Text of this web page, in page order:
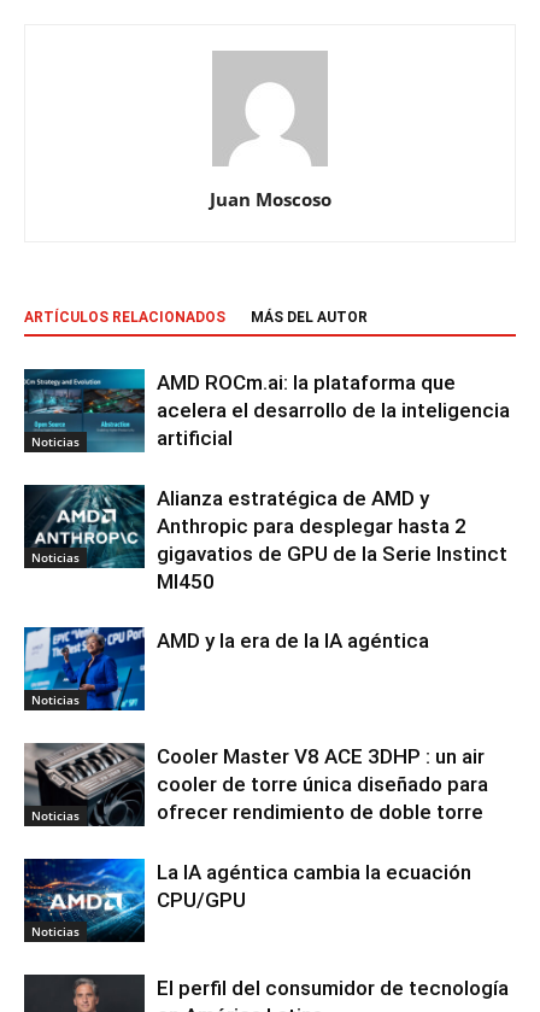
Juan Moscoso
ARTÍCULOS RELACIONADOS MÁS DEL AUTOR
Noticias
AMD ROCm.ai: la plataforma que
acelera el desarrollo de la inteligencia
artificial
Noticias
Alianza estratégica de AMD y
Anthropic para desplegar hasta 2
gigavatios de GPU de la Serie Instinct
MI450
Noticias
AMD y la era de la IA agéntica
Noticias
Cooler Master V8 ACE 3DHP : un air
cooler de torre única diseñado para
ofrecer rendimiento de doble torre
Noticias
La IA agéntica cambia la ecuación
CPU/GPU
El perfil del consumidor de tecnología